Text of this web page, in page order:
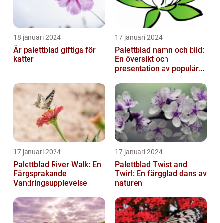
18 januari 2024
Är palettblad giftiga för
katter
17 januari 2024
Palettblad namn och bild:
En översikt och
presentation av populära
17 januari 2024
Palettblad River Walk: En
Färgsprakande
Vandringsupplevelse
17 januari 2024
Palettblad Twist and
Twirl: En färgglad dans av
naturen